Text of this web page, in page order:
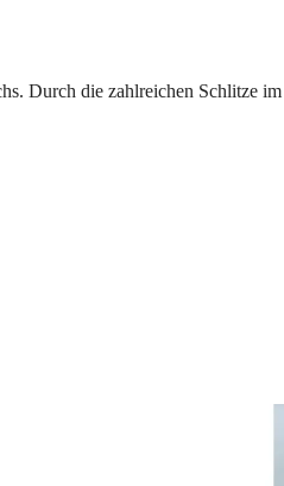
Durch die zahlreichen Schlitze